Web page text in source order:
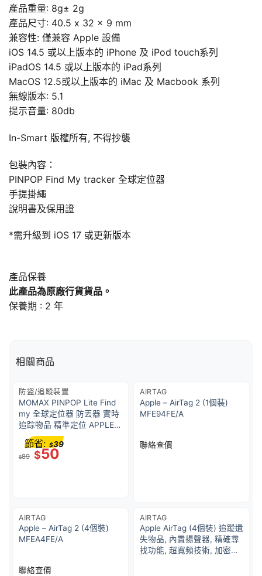
產品重量: 8g± 2g
產品尺寸: 40.5 x 32 x 9 mm
兼容性: 僅兼容 Apple 設備
iOS 14.5 或以上版本的 iPhone 及 iPod touch系列
iPadOS 14.5 或以上版本的 iPad系列
MacOS 12.5或以上版本的 iMac 及 Macbook 系列
無線版本: 5.1
提示音量: 80db
In-Smart 版權所有, 不得抄襲
包裝內容：
PINPOP Find My tracker 全球定位器
手提掛繩
說明書及保用證
*需升級到 iOS 17 或更新版本
產品保養
此產品為原廠行貨貨品。
保養期 : 2 年
相關商品
防盜/追蹤裝置
MOMAX PINPOP Lite Find
my 全球定位器 防丟器 實時
追踪物品 精準定位 APPLE
FIND MY 認證 AirTag BR10
$89 $50
節省: $39
AIRTAG
Apple – AirTag 2 (1個裝)
MFE94FE/A
聯絡查價
AIRTAG
Apple – AirTag 2 (4個裝)
MFEA4FE/A
聯絡查價
AIRTAG
Apple AirTag (4個裝) 追蹤遺
失物品, 內置揚聲器, 精確尋
找功能, 超寬頻技術, 加密保